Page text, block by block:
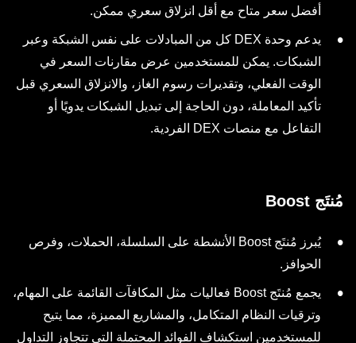
أفضل سعر متاح مع أقل انزلاق سعري ممكن.
يدعم وحدة DEX كل من المبادلات على نفس الشبكة وعبر
الشبكات. يمكن للمستخدمين عرض مقارنات السعر في
الوقت الفعلي، وتقديرات رسوم الغاز، والانزلاق السعري قبل
تأكيد المعاملة، دون الحاجة إلى تبديل الشبكات يدويًا أو
التفاعل مع منصات DEX الفردية.
مُنتَج Boost
يُبرز مُنتَج Boost الأنشطة على السلسلة، الحملات، وفرص
الحوافز.
يجمع مُنتَج Boost فعاليات مثل المكافآت القائمة على المهام،
وترقيات النظام المتكامل، والمشاريع المميزة، مما يتيح
للمستخدمين استكشاف الفوائد المحتملة التي تتجاوز التداول